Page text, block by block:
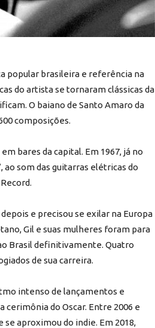
popular brasileira e referência na
do artista se tornaram clássicas da
O baiano de Santo Amaro da
composições.
bares da capital. Em 1967, já no
ao som das guitarras elétricas do
e precisou se exilar na Europa
Gil e suas mulheres foram para
Brasil definitivamente. Quatro
de sua carreira.
intenso de lançamentos e
do Oscar. Entre 2006 e
se aproximou do indie. Em 2018,